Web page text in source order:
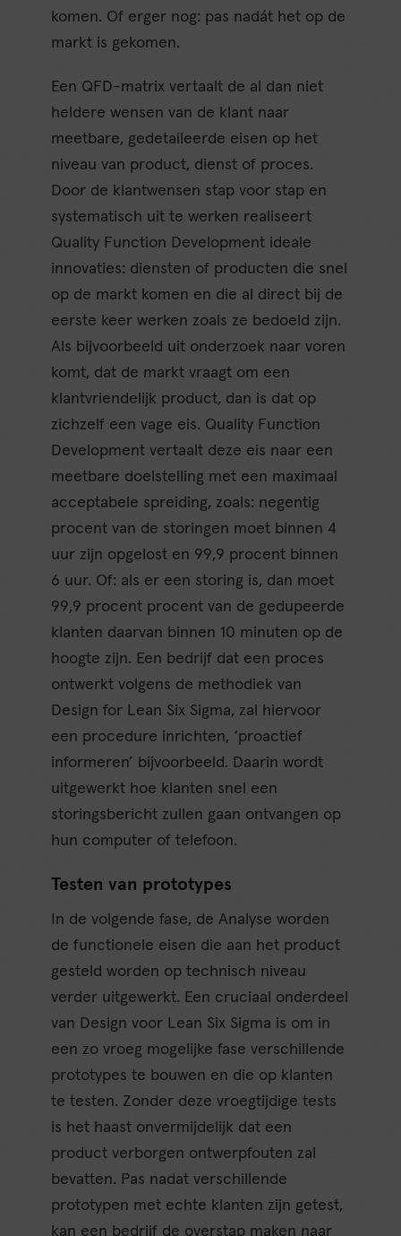
komen. Of erger nog: pas nadát het op de
markt is gekomen.
Een QFD-matrix vertaalt de al dan niet
heldere wensen van de klant naar
meetbare, gedetaileerde eisen op het
niveau van product, dienst of proces.
Door de klantwensen stap voor stap en
systematisch uit te werken realiseert
Quality Function Development ideale
innovaties: diensten of producten die snel
op de markt komen en die al direct bij de
eerste keer werken zoals ze bedoeld zijn.
Als bijvoorbeeld uit onderzoek naar voren
komt, dat de markt vraagt om een
klantvriendelijk product, dan is dat op
zichzelf een vage eis. Quality Function
Development vertaalt deze eis naar een
meetbare doelstelling met een maximaal
acceptabele spreiding, zoals: negentig
procent van de storingen moet binnen 4
uur zijn opgelost en 99,9 procent binnen
6 uur. Of: als er een storing is, dan moet
99,9 procent procent van de gedupeerde
klanten daarvan binnen 10 minuten op de
hoogte zijn. Een bedrijf dat een proces
ontwerkt volgens de methodiek van
Design for Lean Six Sigma, zal hiervoor
een procedure inrichten, ‘proactief
informeren’ bijvoorbeeld. Daarin wordt
uitgewerkt hoe klanten snel een
storingsbericht zullen gaan ontvangen op
hun computer of telefoon.
Testen van prototypes
In de volgende fase, de Analyse worden
de functionele eisen die aan het product
gesteld worden op technisch niveau
verder uitgewerkt. Een cruciaal onderdeel
van Design voor Lean Six Sigma is om in
een zo vroeg mogelijke fase verschillende
prototypes te bouwen en die op klanten
te testen. Zonder deze vroegtijdige tests
is het haast onvermijdelijk dat een
product verborgen ontwerpfouten zal
bevatten. Pas nadat verschillende
prototypen met echte klanten zijn getest,
kan een bedrijf de overstap maken naar